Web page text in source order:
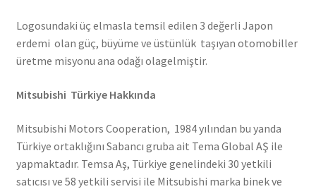
Logosundaki üç elmasla temsil edilen 3 değerli Japon
erdemi olan güç, büyüme ve üstünlük taşıyan otomobiller
üretme misyonu ana odağı olagelmiştir.
Mitsubishi Türkiye Hakkında
Mitsubishi Motors Cooperation, 1984 yılından bu yanda
Türkiye ortaklığını Sabancı gruba ait Tema Global AŞ ile
yapmaktadır. Temsa Aş, Türkiye genelindeki 30 yetkili
satıcısı ve 58 yetkili servisi ile Mitsubishi marka binek ve